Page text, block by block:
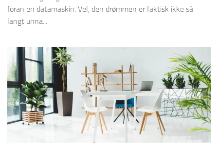
foran en datamaskin. Vel, den drømmen er faktisk ikke så
langt unna...